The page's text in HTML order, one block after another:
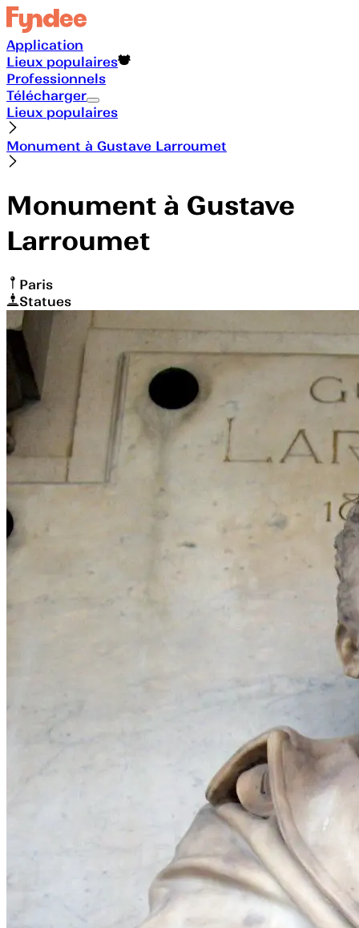
Application
Lieux populaires
Professionnels
Télécharger
Lieux populaires
Monument à Gustave Larroumet
Monument à Gustave
Larroumet
Paris
Statues